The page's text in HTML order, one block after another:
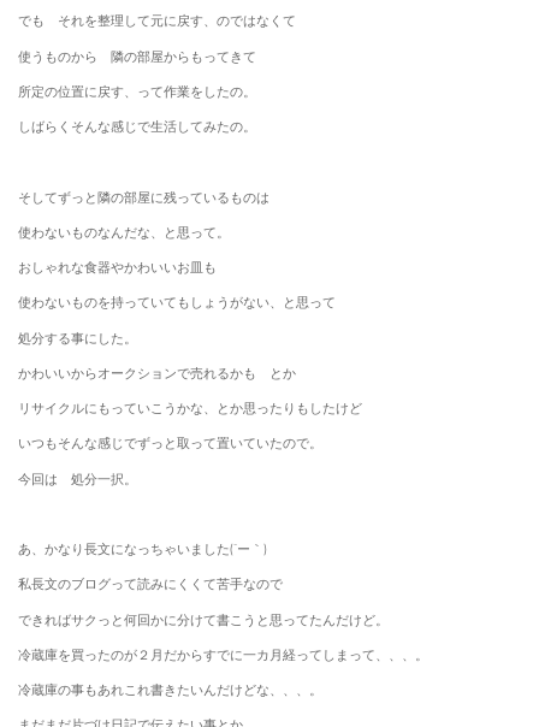
でも それを整理して元に戻す、のではなくて
使うものから 隣の部屋からもってきて
所定の位置に戻す、って作業をしたの。
しばらくそんな感じで生活してみたの。
そしてずっと隣の部屋に残っているものは
使わないものなんだな、と思って。
おしゃれな食器やかわいいお皿も
使わないものを持っていてもしょうがない、と思って
処分する事にした。
かわいいからオークションで売れるかも とか
リサイクルにもっていこうかな、とか思ったりもしたけど
いつもそんな感じでずっと取って置いていたので。
今回は 処分一択。
あ、かなり長文になっちゃいました(´ー｀)
私長文のブログって読みにくくて苦手なので
できればサクっと何回かに分けて書こうと思ってたんだけど。
冷蔵庫を買ったのが２月だからすでに一カ月経ってしまって、、、。
冷蔵庫の事もあれこれ書きたいんだけどな、、、。